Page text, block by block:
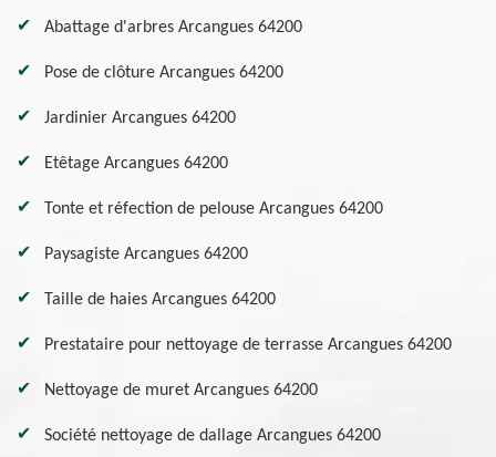
Abattage d'arbres Arcangues 64200
Pose de clôture Arcangues 64200
Jardinier Arcangues 64200
Etêtage Arcangues 64200
Tonte et réfection de pelouse Arcangues 64200
Paysagiste Arcangues 64200
Taille de haies Arcangues 64200
Prestataire pour nettoyage de terrasse Arcangues 64200
Nettoyage de muret Arcangues 64200
Société nettoyage de dallage Arcangues 64200